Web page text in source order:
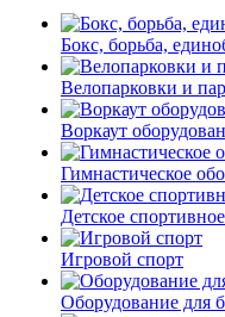
Бокс, борьба,
Велопарковки и
Воркаут
Гимнастическое
Детское
Игровой спорт
Оборудование для